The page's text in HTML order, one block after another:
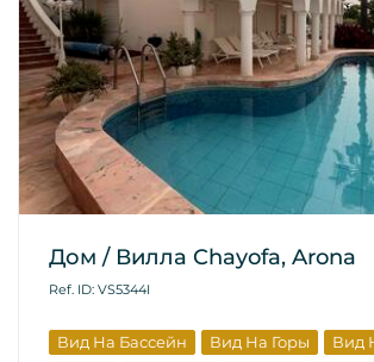
Дом / Вилла Chayofa, Arona
Ref. ID: VS5344I
Вид На Бассейн Вид На Горы
Вид